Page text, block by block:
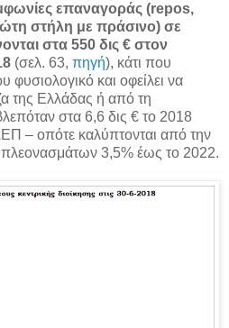
επαναγοράς (repos,
στήλη με πράσινο) σε
στα 550 δις € στον
(σελ. 63, πηγή), κάτι που
φυσιολογικό και οφείλει να
της Ελλάδας ή από τη
στα 6,6 δις € το 2018
– οπότε καλύπτονται από την
3,5% έως το 2022.